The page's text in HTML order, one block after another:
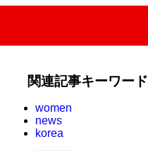
関連記事キーワード
women
news
korea